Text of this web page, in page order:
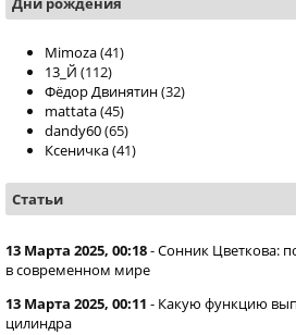
Mimoza(41)
13_Й (112)
Фёдор Двинятин(32)
mattata(45)
dandy60(65)
Ксеничка(41)
Статьи
13 Марта 2025, 00:18-Сонник Цветкова:
в современном мире
13 Марта 2025, 00:11 - Какую функцию
цилиндра